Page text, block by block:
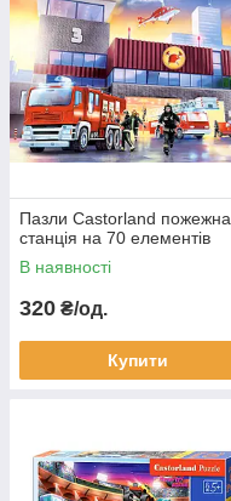
Пазли Castorland пожежна
станція на 70 елементів
В наявності
320 ₴/од.
Купити